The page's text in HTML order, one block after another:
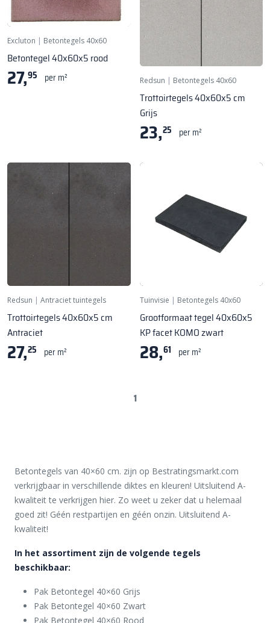
Excluton | Betontegels 40x60
Betontegel 40x60x5 rood
27,95 per m² Redsun | Betontegels 40x60
Trottoirtegels 40x60x5 cm
Grijs
23,25 per m²
Redsun | Antraciet tuintegels
Trottoirtegels 40x60x5 cm
Antraciet
27,25 per m²
Tuinvisie | Betontegels 40x60
Grootformaat tegel 40x60x5
KP facet KOMO zwart
28,61 per m²
1
Betontegels van 40×60 cm. zijn op Bestratingsmarkt.com
verkrijgbaar in verschillende diktes en kleuren! Uitsluitend A-
kwaliteit te verkrijgen hier. Zo weet u zeker dat u helemaal
goed zit! Géén restpartijen en géén onzin. Uitsluitend A-
kwaliteit!
In het assortiment zijn de volgende tegels
beschikbaar:
Pak Betontegel 40×60 Grijs
Pak Betontegel 40×60 Zwart
Pak Betontegel 40×60 Rood